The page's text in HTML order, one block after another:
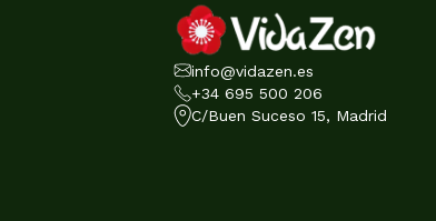
info@vidazen.es
+34 695 500 206
C/Buen Suceso 15, Madrid